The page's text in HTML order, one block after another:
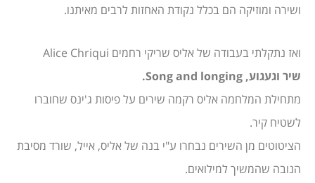
ושירה ומוזיקה הם בכלל נקודת האחזות לרבים מאיתנו.
ואז נתקלתי בעבודה של אליס שריקי רחמים Alice Chriqui
שיר וגעגוע, Song and longing.
מתחילת המלחמה אליס רקמה שירים על פיסות ג'ינס שחוברו
לשטיח קיר.
הציטוטים מן השירים נבחרו ע"י בנה של אליס, אייל, שורד מסיבת
הנובה שהמשיך למילואים.